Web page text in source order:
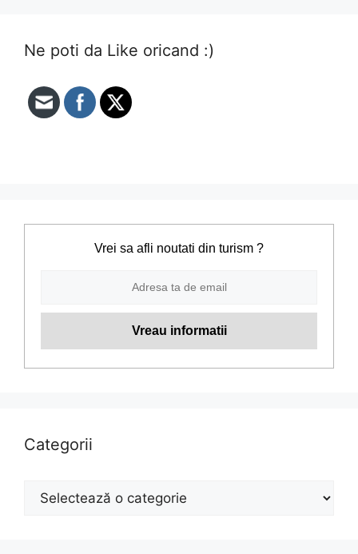
Ne poti da Like oricand :)
Vrei sa afli noutati din turism ?
Categorii
Categorii